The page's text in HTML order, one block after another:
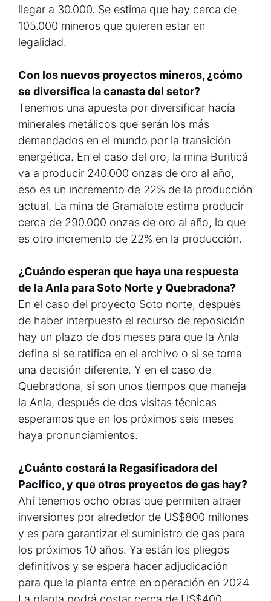
llegar a 30.000. Se estima que hay cerca de
105.000 mineros que quieren estar en
legalidad.
Con los nuevos proyectos mineros, ¿cómo
se diversifica la canasta del setor?
Tenemos una apuesta por diversificar hacía
minerales metálicos que serán los más
demandados en el mundo por la transición
energética. En el caso del oro, la mina Buriticá
va a producir 240.000 onzas de oro al año,
eso es un incremento de 22% de la producción
actual. La mina de Gramalote estima producir
cerca de 290.000 onzas de oro al año, lo que
es otro incremento de 22% en la producción.
¿Cuándo esperan que haya una respuesta
de la Anla para Soto Norte y Quebradona?
En el caso del proyecto Soto norte, después
de haber interpuesto el recurso de reposición
hay un plazo de dos meses para que la Anla
defina si se ratifica en el archivo o si se toma
una decisión diferente. Y en el caso de
Quebradona, sí son unos tiempos que maneja
la Anla, después de dos visitas técnicas
esperamos que en los próximos seis meses
haya pronunciamientos.
¿Cuánto costará la Regasificadora del
Pacífico, y que otros proyectos de gas hay?
Ahí tenemos ocho obras que permiten atraer
inversiones por alrededor de US$800 millones
y es para garantizar el suministro de gas para
los próximos 10 años. Ya están los pliegos
definitivos y se espera hacer adjudicación
para que la planta entre en operación en 2024.